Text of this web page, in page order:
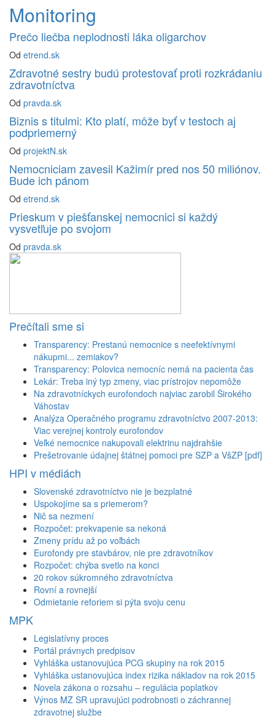
Monitoring
Prečo liečba neplodnosti láka oligarchov
Od etrend.sk
Zdravotné sestry budú protestovať proti rozkrádaniu
zdravotníctva
Od pravda.sk
Biznis s titulmi: Kto platí, môže byť v testoch aj
podpriemerný
Od projektN.sk
Nemocniciam zavesil Kažimír pred nos 50 miliónov.
Bude ich pánom
Od etrend.sk
Prieskum v piešťanskej nemocnici si každý
vysvetľuje po svojom
Od pravda.sk
Prečítali sme si
Transparency: Prestanú nemocnice s neefektívnymi
nákupmi... zemiakov?
Transparency: Polovica nemocníc nemá na pacienta čas
Lekár: Treba iný typ zmeny, viac prístrojov nepomôže
Na zdravotníckych eurofondoch najviac zarobil Širokého
Váhostav
Analýza Operačného programu zdravotníctvo 2007-2013:
Viac verejnej kontroly eurofondov
Veľké nemocnice nakupovali elektrinu najdrahšie
Prešetrovanie údajnej štátnej pomoci pre SZP a VšZP [pdf]
HPI v médiách
Slovenské zdravotníctvo nie je bezplatné
Uspokojíme sa s priemerom?
Nič sa nezmení
Rozpočet: prekvapenie sa nekoná
Zmeny prídu až po voľbách
Eurofondy pre stavbárov, nie pre zdravotníkov
Rozpočet: chýba svetlo na konci
20 rokov súkromného zdravotníctva
Rovní a rovnejší
Odmietanie reforiem si pýta svoju cenu
MPK
Legislatívny proces
Portál právnych predpisov
Vyhláška ustanovujúca PCG skupiny na rok 2015
Vyhláška ustanovujúca index rizika nákladov na rok 2015
Novela zákona o rozsahu – regulácia poplatkov
Výnos MZ SR upravujúci podrobnosti o záchrannej
zdravotnej službe